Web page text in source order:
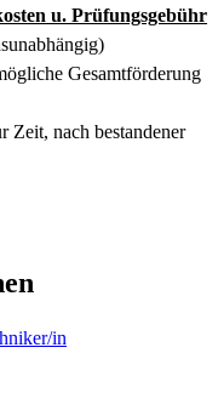
u. Prüfungsgebühr
Gesamtförderung
Zeit, nach bestandener
in